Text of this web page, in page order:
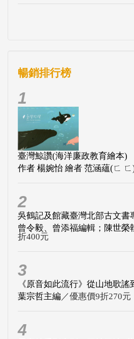
暢銷排行榜
1
臺灣鯨讚(海洋廉政教育繪本)
作者 楊婉怡 繪者 范涵蘊(ㄈ ㄈ
2
吳鶴記及館藏臺灣北部古文書
曾令毅、曾添福編輯；陳世榮
折400元
3
《原音如此流行》從山地歌
葉宗哲主編 ／優惠價9折270元
4